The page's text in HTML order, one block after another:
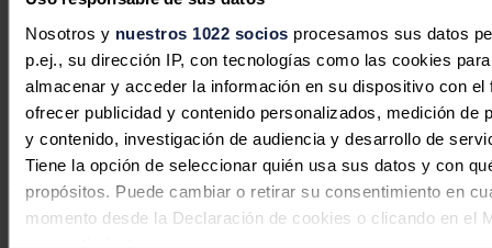
Nosotros y nuestros 1022 socios procesamos sus datos
p.ej., su dirección IP, con tecnologías como las cookies para
almacenar y acceder la información en su dispositivo con el
ofrecer publicidad y contenido personalizados, medición de
y contenido, investigación de audiencia y desarrollo de
Tiene la opción de seleccionar quién usa sus datos y con
propósitos. Puede cambiar o retirar su consentimiento en
momento desde la Declaración de cookies o clicando en el
Un año del plan estratégico de Cepsa, el 'Maverick' del
sector energético
Asimismo, en abril renovó su programa de fidelización, con el que
sus clientes podrán ahorrar de media más de 300 euros al año.
Durante 2022 y el primer trimestre de 2023, Cepsa ahorró a sus
clientes 145 millones de euros, gracias a los descuentos en
carburantes ofrecidos por la compañía, que se han sumado a los
descuentos temporales ofrecidos por el Gobierno español.
Wetselaar destacó que esta primera parte del año ha sido "otro